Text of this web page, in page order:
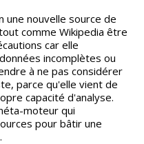
une nouvelle source de
comme Wikipedia être
car elle
incomplètes ou
à ne pas considérer
parce qu'elle vient de
capacité d'analyse.
moteur qui
pour bâtir une